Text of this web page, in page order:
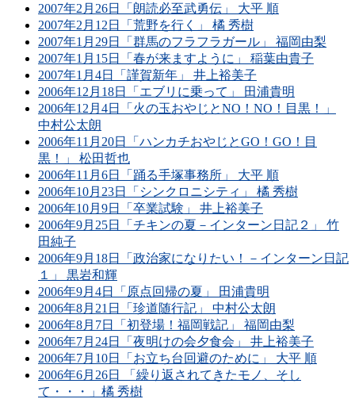
2007年2月26日「朗読必至武勇伝」 大平 順
2007年2月12日「荒野を行く」 橘 秀樹
2007年1月29日「群馬のフラフラガール」 福岡由梨
2007年1月15日「春が来ますように」 稲葉由貴子
2007年1月4日「謹賀新年」 井上裕美子
2006年12月18日「エブリに乗って」 田浦貴明
2006年12月4日「火の玉おやじとNO！NO！目黒！」
中村公太朗
2006年11月20日「ハンカチおやじとGO！GO！目
黒！」 松田哲也
2006年11月6日「踊る手塚事務所」 大平 順
2006年10月23日「シンクロニシティ」 橘 秀樹
2006年10月9日「卒業試験」 井上裕美子
2006年9月25日「チキンの夏－インターン日記２」 竹
田純子
2006年9月18日「政治家になりたい！－インターン日記
１」 黒岩和輝
2006年9月4日「原点回帰の夏」 田浦貴明
2006年8月21日「珍道随行記」 中村公太朗
2006年8月7日「初登場！福岡戦記」 福岡由梨
2006年7月24日「夜明けの会夕食会」 井上裕美子
2006年7月10日「お立ち台回避のために」 大平 順
2006年6月26日 「繰り返されてきたモノ、そし
て・・・」橘 秀樹